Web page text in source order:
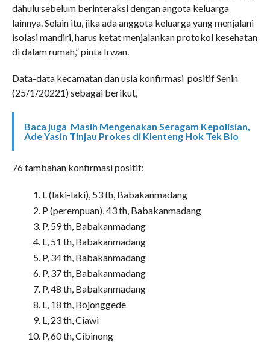
dahulu sebelum berinteraksi dengan angota keluarga
lainnya. Selain itu, jika ada anggota keluarga yang menjalani
isolasi mandiri, harus ketat menjalankan protokol kesehatan
di dalam rumah,” pinta Irwan.
Data-data kecamatan dan usia konfirmasi positif Senin
(25/1/20221) sebagai berikut,
Baca juga Masih Mengenakan Seragam Kepolisian,
Ade Yasin Tinjau Prokes di Klenteng Hok Tek Bio
76 tambahan konfirmasi positif:
L (laki-laki), 53 th, Babakanmadang
P (perempuan), 43 th, Babakanmadang
P, 59 th, Babakanmadang
L, 51 th, Babakanmadang
P, 34 th, Babakanmadang
P, 37 th, Babakanmadang
P, 48 th, Babakanmadang
L, 18 th, Bojonggede
L, 23 th, Ciawi
P, 60 th, Cibinong